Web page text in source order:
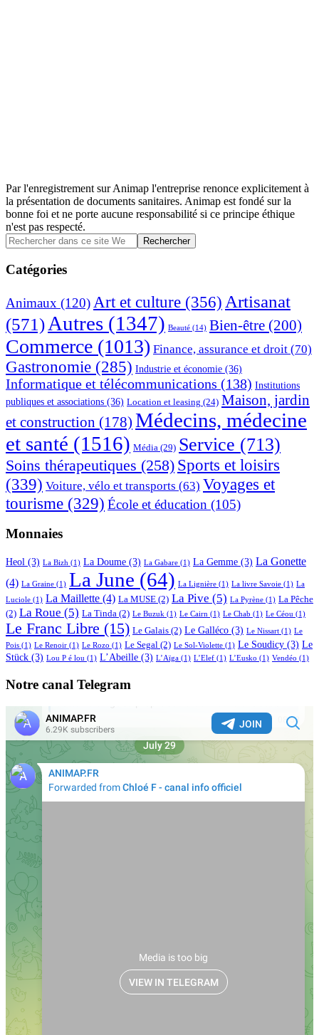
Par l'enregistrement sur Animap l'entreprise renonce explicitement à
la présentation de documents sanitaires. Animap est fondé sur la
bonne foi et ne porte aucune responsabilité si ce principe éthique
n'est pas respecté.
Barre
latérale
principale
Rechercher
dans
ce
site
Catégories
Animaux (120) Art et culture (356) Artisanat
(571) Autres (1347) Beauté (14) Bien-être (200)
Commerce (1013) Finance, assurance et droit (70)
Gastronomie (285) Industrie et économie (36)
Informatique et télécommunications (138) Institutions
publiques et associations (36) Location et leasing (24) Maison, jardin
et construction (178) Médecins, médecine
et santé (1516) Média (29) Service (713)
Soins thérapeutiques (258) Sports et loisirs
(339) Voiture, vélo et transports (63) Voyages et
tourisme (329) École et éducation (105)
Monnaies
Heol (3) La Bizh (1) La Doume (3) La Gabare (1) La Gemme (3) La Gonette
(4) La Graine (1) La June (64) La Lignière (1) La livre Savoie (1) La
Luciole (1) La Maillette (4) La MUSE (2) La Pive (5) La Pyrène (1) La Pêche
(2) La Roue (5) La Tinda (2) Le Buzuk (1) Le Cairn (1) Le Chab (1) Le Céou (1)
Le Franc Libre (15) Le Galais (2) Le Galléco (3) Le Nissart (1) Le
Pois (1) Le Renoir (1) Le Rozo (1) Le Segal (2) Le Sol-Violette (1) Le Soudicy (3) Le
Stück (3) Lou P é lou (1) L’Abeille (3) L’Aïga (1) L’Elef (1) L’Eusko (1) Vendéo (1)
Notre canal Telegram